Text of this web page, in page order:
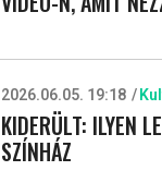
2026.06.05. 19:18
KIDERÜLT: ILYEN
SZÍNHÁZ